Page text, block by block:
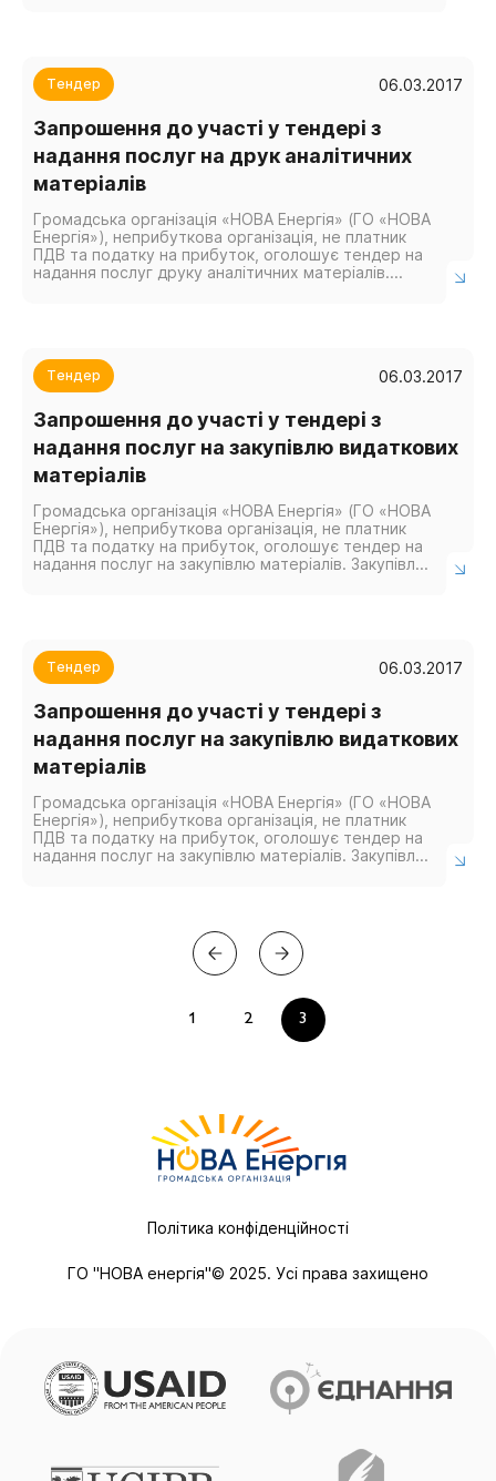
Тендер 06.03.2017
Запрошення до участі у тендері з
надання послуг на друк аналітичних
матеріалів
Громадська організація «НОВА Енергія» (ГО «НОВА
Енергія»), неприбуткова організація, не платник
ПДВ та податку на прибуток, оголошує тендер на
надання послуг друку аналітичних матеріалів.
Тендер 06.03.2017
Запрошення до участі у тендері з
надання послуг на закупівлю видаткових
матеріалів
Громадська організація «НОВА Енергія» (ГО «НОВА
Енергія»), неприбуткова організація, не платник
ПДВ та податку на прибуток, оголошує тендер на
надання послуг на закупівлю матеріалів. Закупівля
Тендер 06.03.2017
Запрошення до участі у тендері з
надання послуг на закупівлю видаткових
матеріалів
Громадська організація «НОВА Енергія» (ГО «НОВА
Енергія»), неприбуткова організація, не платник
ПДВ та податку на прибуток, оголошує тендер на
надання послуг на закупівлю матеріалів. Закупівля
1 2 3
ГО "НОВА енергія"© 2025. Усі права захищено
Політика конфіденційності